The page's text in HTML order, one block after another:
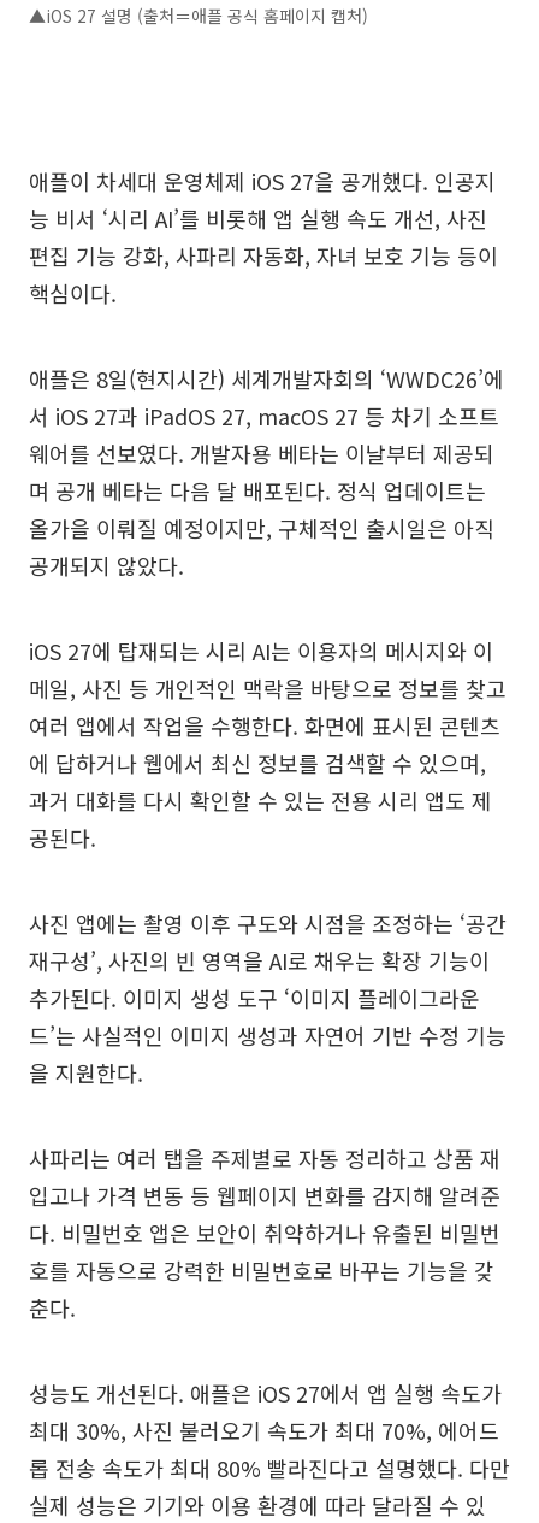
▲iOS 27 설명 (출처＝애플 공식 홈페이지 캡처)
애플이 차세대 운영체제 iOS 27을 공개했다. 인공지
능 비서 ‘시리 AI’를 비롯해 앱 실행 속도 개선, 사진
편집 기능 강화, 사파리 자동화, 자녀 보호 기능 등이
핵심이다.
애플은 8일(현지시간) 세계개발자회의 ‘WWDC26’에
서 iOS 27과 iPadOS 27, macOS 27 등 차기 소프트
웨어를 선보였다. 개발자용 베타는 이날부터 제공되
며 공개 베타는 다음 달 배포된다. 정식 업데이트는
올가을 이뤄질 예정이지만, 구체적인 출시일은 아직
공개되지 않았다.
iOS 27에 탑재되는 시리 AI는 이용자의 메시지와 이
메일, 사진 등 개인적인 맥락을 바탕으로 정보를 찾고
여러 앱에서 작업을 수행한다. 화면에 표시된 콘텐츠
에 답하거나 웹에서 최신 정보를 검색할 수 있으며,
과거 대화를 다시 확인할 수 있는 전용 시리 앱도 제
공된다.
사진 앱에는 촬영 이후 구도와 시점을 조정하는 ‘공간
재구성’, 사진의 빈 영역을 AI로 채우는 확장 기능이
추가된다. 이미지 생성 도구 ‘이미지 플레이그라운
드’는 사실적인 이미지 생성과 자연어 기반 수정 기능
을 지원한다.
사파리는 여러 탭을 주제별로 자동 정리하고 상품 재
입고나 가격 변동 등 웹페이지 변화를 감지해 알려준
다. 비밀번호 앱은 보안이 취약하거나 유출된 비밀번
호를 자동으로 강력한 비밀번호로 바꾸는 기능을 갖
춘다.
성능도 개선된다. 애플은 iOS 27에서 앱 실행 속도가
최대 30%, 사진 불러오기 속도가 최대 70%, 에어드
롭 전송 속도가 최대 80% 빨라진다고 설명했다. 다만
실제 성능은 기기와 이용 환경에 따라 달라질 수 있